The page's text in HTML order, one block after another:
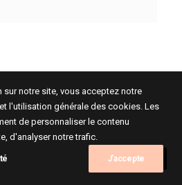
sur notre site, vous acceptez notre
l'utilisation générale des cookies. Les
de personnaliser le contenu
d'analyser notre trafic.
J'accepte